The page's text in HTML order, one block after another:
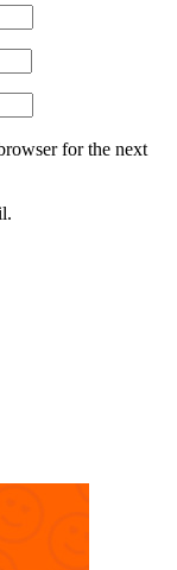
for the next